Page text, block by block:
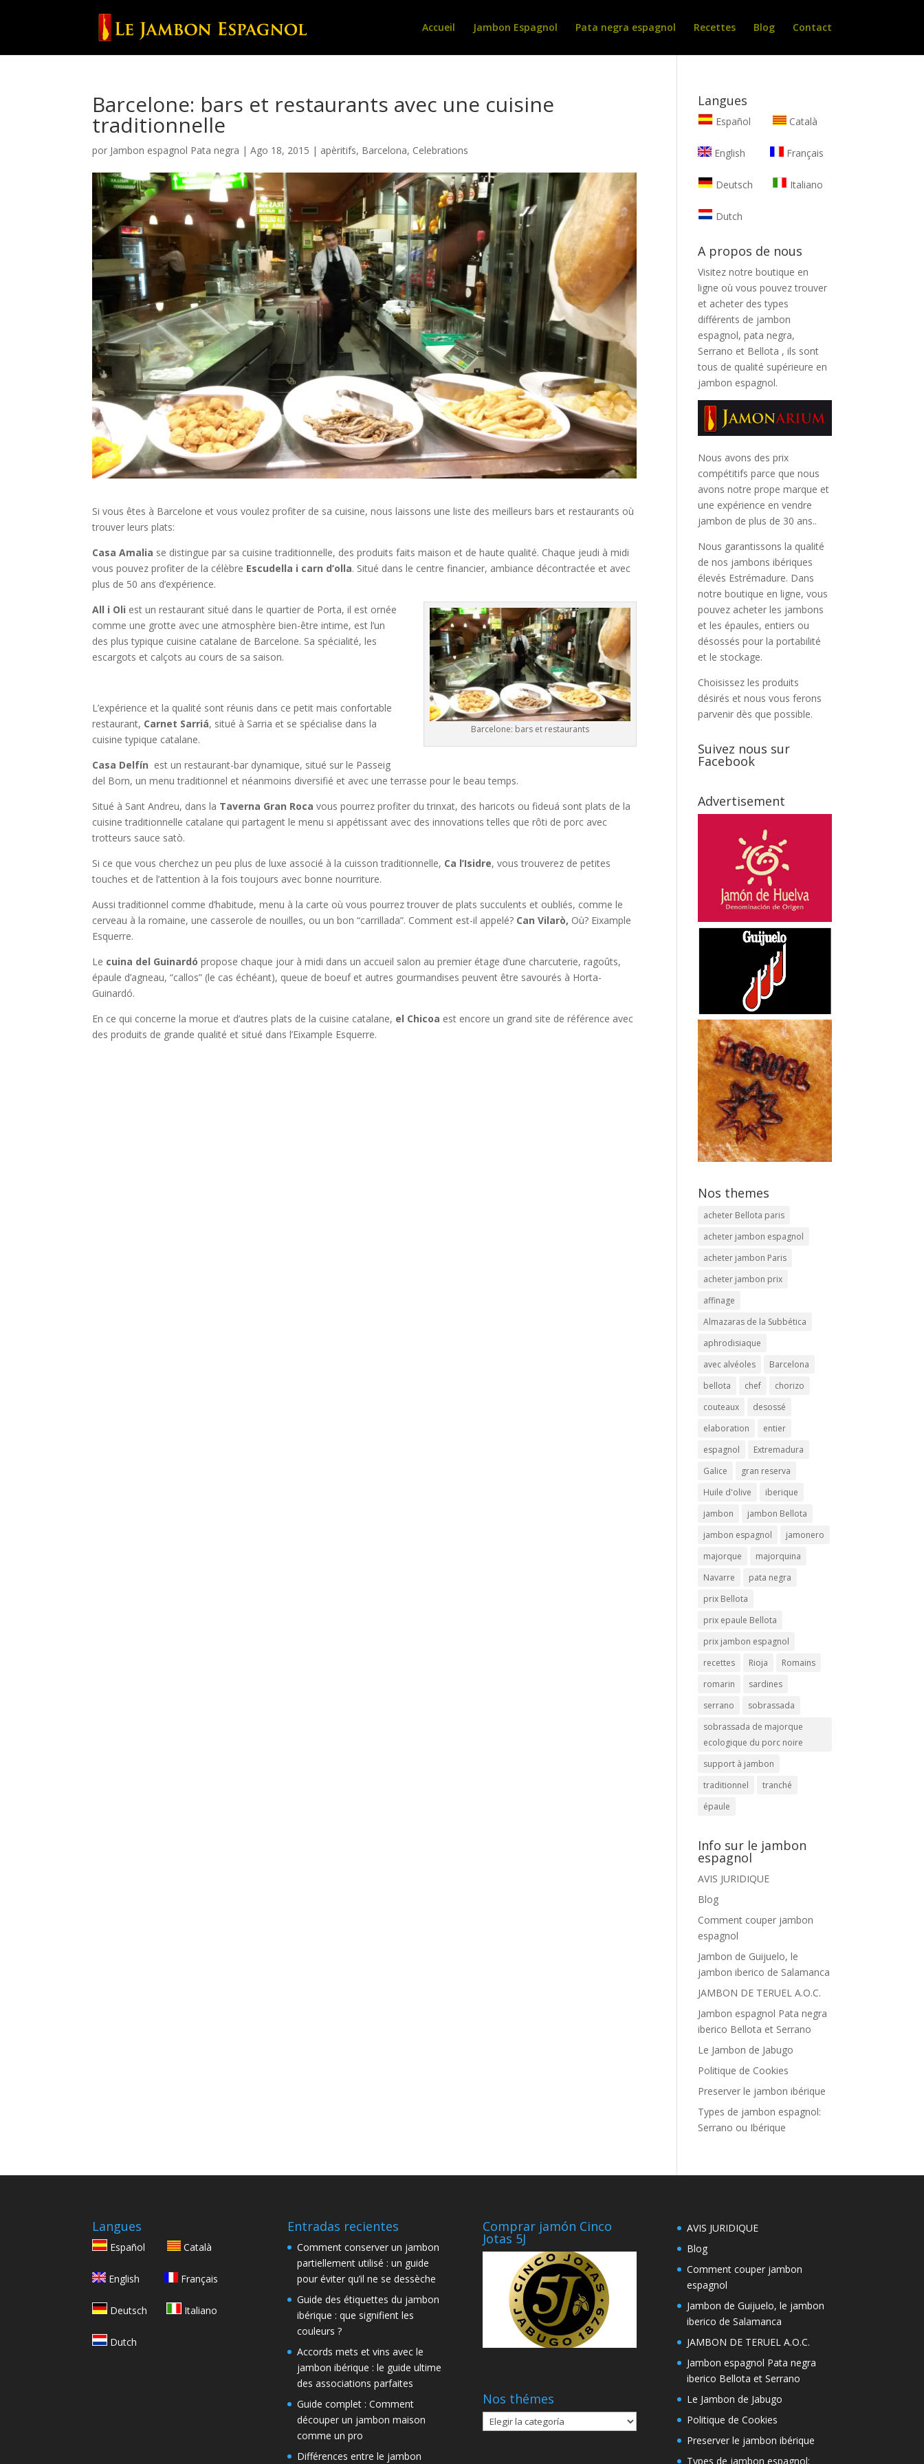
Accueil Jambon Espagnol Pata negra espagnol Recettes Blog Contact
Barcelone: bars et restaurants avec une cuisine
traditionnelle
por Jambon espagnol Pata negra |Ago 18, 2015 | apèritifs, Barcelona, Celebrations
Si vous êtes à Barcelone et vous voulez profiter de sa cuisine, nous laissons une liste des meilleurs bars et restaurants où
trouver leurs plats:
Casa Amalia se distingue par sa cuisine traditionnelle, des produits faits maison et de haute qualité. Chaque jeudi à midi
vous pouvez profiter de la célèbre Escudella i carn d’olla. Situé dans le centre financier, ambiance décontractée et avec
plus de 50 ans d’expérience.
Barcelone: bars et restaurants
All i Oli est un restaurant situé dans le quartier de Porta, il est ornée
comme une grotte avec une atmosphère bien-être intime, est l’un
des plus typique cuisine catalane de Barcelone. Sa spécialité, les
escargots et calçots au cours de sa saison.
L’expérience et la qualité sont réunis dans ce petit mais confortable
restaurant, Carnet Sarriá, situé à Sarria et se spécialise dans la
cuisine typique catalane.
Casa Delfín est un restaurant-bar dynamique, situé sur le Passeig
del Born, un menu traditionnel et néanmoins diversifié et avec une terrasse pour le beau temps.
Situé à Sant Andreu, dans la Taverna Gran Roca vous pourrez profiter du trinxat, des haricots ou fideuá sont plats de la
cuisine traditionnelle catalane qui partagent le menu si appétissant avec des innovations telles que rôti de porc avec
trotteurs sauce satò.
Si ce que vous cherchez un peu plus de luxe associé à la cuisson traditionnelle, Ca l’Isidre, vous trouverez de petites
touches et de l’attention à la fois toujours avec bonne nourriture.
Aussi traditionnel comme d’habitude, menu à la carte où vous pourrez trouver de plats succulents et oubliés, comme le
cerveau à la romaine, une casserole de nouilles, ou un bon “carrillada”. Comment est-il appelé? Can Vilarò, Où? Eixample
Esquerre.
Le cuina del Guinardó propose chaque jour à midi dans un accueil salon au premier étage d’une charcuterie, ragoûts,
épaule d’agneau, “callos” (le cas échéant), queue de boeuf et autres gourmandises peuvent être savourés à Horta-
Guinardó.
En ce qui concerne la morue et d’autres plats de la cuisine catalane, el Chicoa est encore un grand site de référence avec
des produits de grande qualité et situé dans l’Eixample Esquerre.
Langues
Español Català
English Français
Deutsch Italiano
Dutch
A propos de nous
Visitez notre boutique en
ligne où vous pouvez trouver
et acheter des types
différents de jambon
espagnol, pata negra,
Serrano et Bellota , ils sont
tous de qualité supérieure en
jambon espagnol.
Nous avons des prix
compétitifs parce que nous
avons notre prope marque et
une expérience en vendre
jambon de plus de 30 ans..
Nous garantissons la qualité
de nos jambons ibériques
élevés Estrémadure. Dans
notre boutique en ligne, vous
pouvez acheter les jambons
et les épaules, entiers ou
désossés pour la portabilité
et le stockage.
Choisissez les produits
désirés et nous vous ferons
parvenir dès que possible.
Suivez nous sur
Facebook
Advertisement
Nos themes
acheter Bellota paris
acheter jambon espagnol
acheter jambon Paris
acheter jambon prix
affinage
Almazaras de la Subbética
aphrodisiaque
avec alvéoles
Barcelona
bellota
chef
chorizo
couteaux
desossé
elaboration
entier
espagnol
Extremadura
Galice
gran reserva
Huile d'olive
iberique
jambon
jambon Bellota
jambon espagnol
jamonero
majorque
majorquina
Navarre
pata negra
prix Bellota
prix epaule Bellota
prix jambon espagnol
recettes
Rioja
Romains
romarin
sardines
serrano
sobrassada
sobrassada de majorque
ecologique du porc noire
support à jambon
traditionnel
tranché
épaule
Info sur le jambon
espagnol
AVIS JURIDIQUE
Blog
Comment couper jambon
espagnol
Jambon de Guijuelo, le
jambon iberico de Salamanca
JAMBON DE TERUEL A.O.C.
Jambon espagnol Pata negra
iberico Bellota et Serrano
Le Jambon de Jabugo
Politique de Cookies
Preserver le jambon ibérique
Types de jambon espagnol:
Serrano ou Ibérique
Langues
Español Català
English Français
Deutsch Italiano
Dutch
Entradas recientes
Comment conserver un jambon
partiellement utilisé : un guide
pour éviter qu’il ne se dessèche
Guide des étiquettes du jambon
ibérique : que signifient les
couleurs ?
Accords mets et vins avec le
jambon ibérique : le guide ultime
des associations parfaites
Guide complet : Comment
découper un jambon maison
comme un pro
Différences entre le jambon
Comprar jamón Cinco
Jotas 5J
Nos thémes
Nos
thémes
AVIS JURIDIQUE
Blog
Comment couper jambon
espagnol
Jambon de Guijuelo, le jambon
iberico de Salamanca
JAMBON DE TERUEL A.O.C.
Jambon espagnol Pata negra
iberico Bellota et Serrano
Le Jambon de Jabugo
Politique de Cookies
Preserver le jambon ibérique
Types de jambon espagnol: